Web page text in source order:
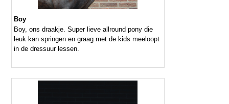
Boy
Boy, ons draakje. Super lieve allround pony die
leuk kan springen en graag met de kids meeloopt
in de dressuur lessen.